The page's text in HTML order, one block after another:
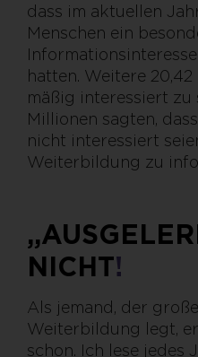
dass im aktuellen
Menschen ein
hatten. Weitere
mäßig interessiert zu
Millionen sagten,
nicht interessiert
Weiterbildung zu
NICHT!
Als jemand, der
Weiterbildung legt,
schon. Ich lese jedes